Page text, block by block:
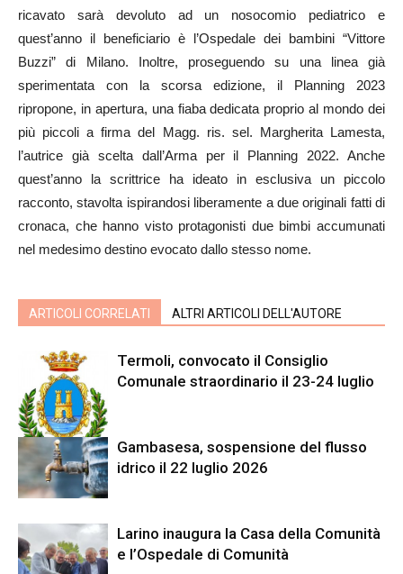
ricavato sarà devoluto ad un nosocomio pediatrico e
quest’anno il beneficiario è l’Ospedale dei bambini “Vittore
Buzzi” di Milano. Inoltre, proseguendo su una linea già
sperimentata con la scorsa edizione, il Planning 2023
ripropone, in apertura, una fiaba dedicata proprio al mondo dei
più piccoli a firma del Magg. ris. sel. Margherita Lamesta,
l’autrice già scelta dall’Arma per il Planning 2022. Anche
quest’anno la scrittrice ha ideato in esclusiva un piccolo
racconto, stavolta ispirandosi liberamente a due originali fatti di
cronaca, che hanno visto protagonisti due bimbi accumunati
nel medesimo destino evocato dallo stesso nome.
ARTICOLI CORRELATI ALTRI ARTICOLI DELL'AUTORE
Termoli, convocato il Consiglio
Comunale straordinario il 23-24 luglio
Gambasesa, sospensione del flusso
idrico il 22 luglio 2026
Larino inaugura la Casa della Comunità
e l’Ospedale di Comunità